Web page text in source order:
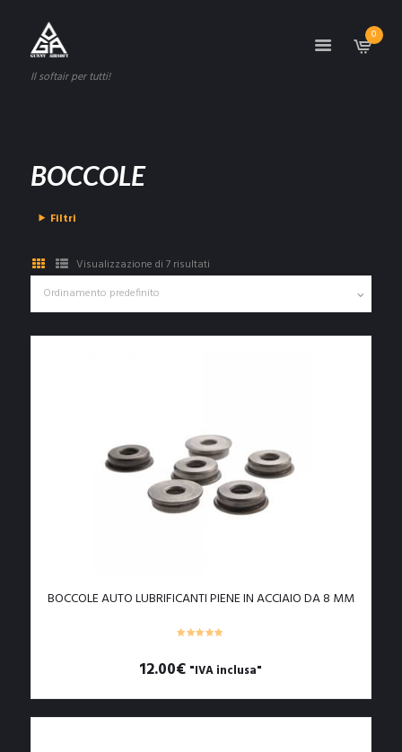
Il softair per tutti!
0
BOCCOLE
Filtri
Visualizzazione di 7 risultati
BOCCOLE AUTO LUBRIFICANTI PIENE IN ACCIAIO DA 8 MM
12.00€ "IVA inclusa"